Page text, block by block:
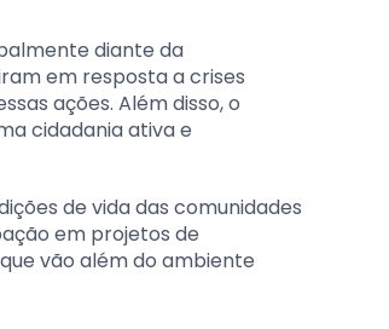
diante da
em resposta a crises
ações. Além disso, o
cidadania ativa e
de vida das comunidades
em projetos de
vão além do ambiente